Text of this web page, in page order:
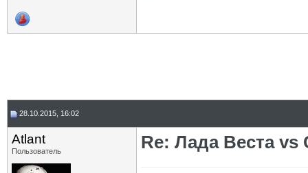
28.10.2015, 16:02
Atlant
Пользователь Re: Лада Веста vs